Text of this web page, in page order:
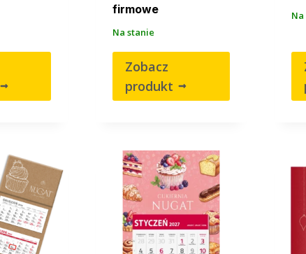
firmowe
Na stanie
Zobacz
produkt